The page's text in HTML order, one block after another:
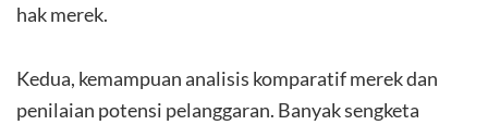
hak merek.
Kedua, kemampuan analisis komparatif merek dan
penilaian potensi pelanggaran. Banyak sengketa